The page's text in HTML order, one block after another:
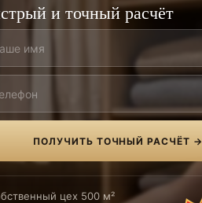
и точный расчёт
ПОЛУЧИТЬ ТОЧНЫЙ РАСЧЁТ →
цех 500 м²